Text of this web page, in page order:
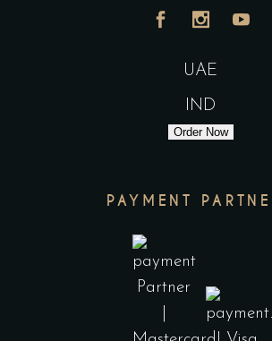
UAE
IND
Order Now
PAYMENT